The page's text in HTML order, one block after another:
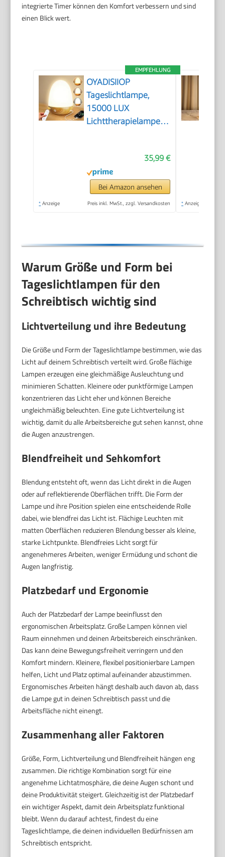
integrierte Timer können den Komfort verbessern und sind
einen Blick wert.
EMPFEHLUNG
OYADISIIOP
Tageslichtlampe,
15000 LUX
Lichttherapielampe
Lichtfarben,
Helligkeiten und
Timer, LED Simulation
35,99 €
Bei Amazon ansehen
* Anzeige Preis inkl. MwSt., zzgl. Versandkosten * Anzeige
Warum Größe und Form bei
Tageslichtlampen für den
Schreibtisch wichtig sind
Lichtverteilung und ihre Bedeutung
Die Größe und Form der Tageslichtlampe bestimmen, wie das
Licht auf deinem Schreibtisch verteilt wird. Große flächige
Lampen erzeugen eine gleichmäßige Ausleuchtung und
minimieren Schatten. Kleinere oder punktförmige Lampen
konzentrieren das Licht eher und können Bereiche
ungleichmäßig beleuchten. Eine gute Lichtverteilung ist
wichtig, damit du alle Arbeitsbereiche gut sehen kannst, ohne
die Augen anzustrengen.
Blendfreiheit und Sehkomfort
Blendung entsteht oft, wenn das Licht direkt in die Augen
oder auf reflektierende Oberflächen trifft. Die Form der
Lampe und ihre Position spielen eine entscheidende Rolle
dabei, wie blendfrei das Licht ist. Flächige Leuchten mit
matten Oberflächen reduzieren Blendung besser als kleine,
starke Lichtpunkte. Blendfreies Licht sorgt für
angenehmeres Arbeiten, weniger Ermüdung und schont die
Augen langfristig.
Platzbedarf und Ergonomie
Auch der Platzbedarf der Lampe beeinflusst den
ergonomischen Arbeitsplatz. Große Lampen können viel
Raum einnehmen und deinen Arbeitsbereich einschränken.
Das kann deine Bewegungsfreiheit verringern und den
Komfort mindern. Kleinere, flexibel positionierbare Lampen
helfen, Licht und Platz optimal aufeinander abzustimmen.
Ergonomisches Arbeiten hängt deshalb auch davon ab, dass
die Lampe gut in deinen Schreibtisch passt und die
Arbeitsfläche nicht einengt.
Zusammenhang aller Faktoren
Größe, Form, Lichtverteilung und Blendfreiheit hängen eng
zusammen. Die richtige Kombination sorgt für eine
angenehme Lichtatmosphäre, die deine Augen schont und
deine Produktivität steigert. Gleichzeitig ist der Platzbedarf
ein wichtiger Aspekt, damit dein Arbeitsplatz funktional
bleibt. Wenn du darauf achtest, findest du eine
Tageslichtlampe, die deinen individuellen Bedürfnissen am
Schreibtisch entspricht.